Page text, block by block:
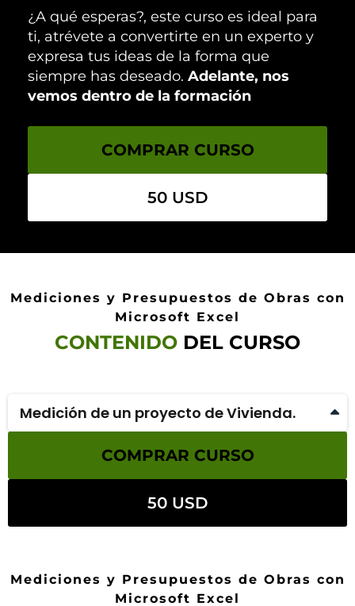
¿A qué esperas?, este curso es ideal para
ti, atrévete a convertirte en un experto y
expresa tus ideas de la forma que
siempre has deseado. Adelante, nos
vemos dentro de la formación
COMPRAR CURSO
50 USD
Mediciones y Presupuestos de Obras con
Microsoft Excel
CONTENIDO DEL CURSO
Medición de un proyecto de Vivienda.
Te presentamos el proyecto
Comenzando el presupuesto
Capítulo 1: Desmontaje y Demoliciones I
Capítulo 1: Desmontajes y Demoliciones. II
Capítulo 2: Albañilería
Capítulo 4: Carpintería y cerrajería
Capítulo 5: Electricidad. iluminación, voz y datos
COMPRAR CURSO
50 USD
Mediciones y Presupuestos de Obras con
Microsoft Excel